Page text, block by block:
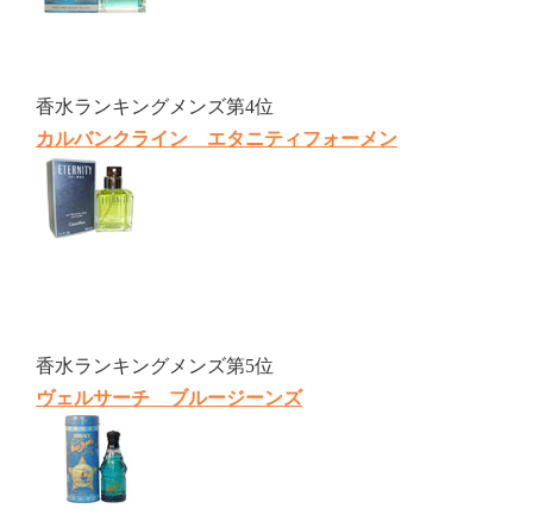
香水ランキングメンズ第4位
カルバンクライン エタニティフォーメン
香水ランキングメンズ第5位
ヴェルサーチ ブルージーンズ